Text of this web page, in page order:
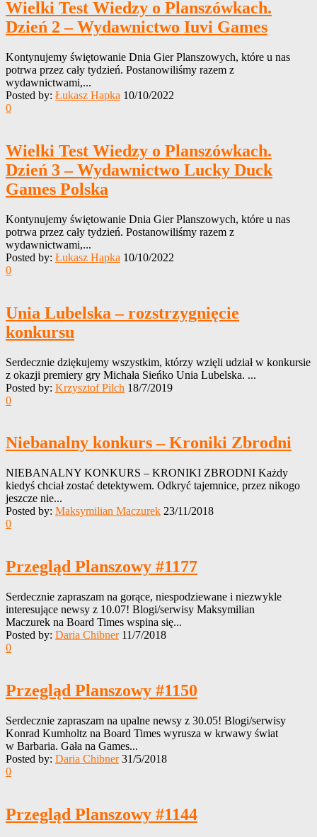
Wielki Test Wiedzy o Planszówkach.
Dzień 2 – Wydawnictwo Iuvi Games
Kontynujemy świętowanie Dnia Gier Planszowych, które u nas
potrwa przez cały tydzień. Postanowiliśmy razem z
wydawnictwami,...
Posted by: Łukasz Hapka 10/10/2022
0
Wielki Test Wiedzy o Planszówkach.
Dzień 3 – Wydawnictwo Lucky Duck
Games Polska
Kontynujemy świętowanie Dnia Gier Planszowych, które u nas
potrwa przez cały tydzień. Postanowiliśmy razem z
wydawnictwami,...
Posted by: Łukasz Hapka 10/10/2022
0
Unia Lubelska – rozstrzygnięcie
konkursu
Serdecznie dziękujemy wszystkim, którzy wzięli udział w konkursie
z okazji premiery gry Michała Sieńko Unia Lubelska. ...
Posted by: Krzysztof Pilch 18/7/2019
0
Niebanalny konkurs – Kroniki Zbrodni
NIEBANALNY KONKURS – KRONIKI ZBRODNI Każdy
kiedyś chciał zostać detektywem. Odkryć tajemnice, przez nikogo
jeszcze nie...
Posted by: Maksymilian Maczurek 23/11/2018
0
Przegląd Planszowy #1177
Serdecznie zapraszam na gorące, niespodziewane i niezwykle
interesujące newsy z 10.07! Blogi/serwisy Maksymilian
Maczurek na Board Times wspina się...
Posted by: Daria Chibner 11/7/2018
0
Przegląd Planszowy #1150
Serdecznie zapraszam na upalne newsy z 30.05! Blogi/serwisy
Konrad Kumholtz na Board Times wyrusza w krwawy świat
w Barbaria. Gała na Games...
Posted by: Daria Chibner 31/5/2018
0
Przegląd Planszowy #1144